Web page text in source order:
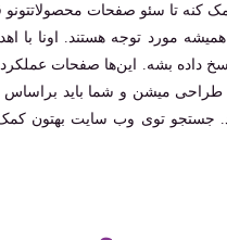
کنه تا سئو صفحات
مورد توجه هستند. اونا
داده بشه. این‌ها صفحات
میشن و شما باید براساس
جستجو توی وب سایت بهتون